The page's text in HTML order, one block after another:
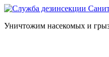
Уничтожим насекомых и